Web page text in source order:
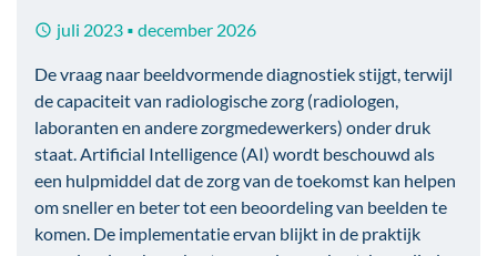
juli 2023 ■ december 2026
De vraag naar beeldvormende diagnostiek stijgt, terwijl
de capaciteit van radiologische zorg (radiologen,
laboranten en andere zorgmedewerkers) onder druk
staat. Artificial Intelligence (AI) wordt beschouwd als
een hulpmiddel dat de zorg van de toekomst kan helpen
om sneller en beter tot een beoordeling van beelden te
komen. De implementatie ervan blijkt in de praktijk